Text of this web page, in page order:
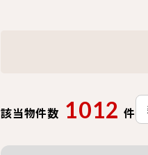
該当物件数 1012 件